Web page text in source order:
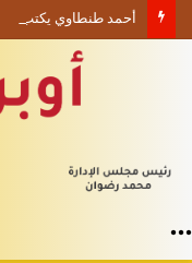
أحمد طنطاوي يكتب حين